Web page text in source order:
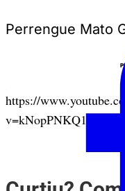
Perrengue Mato
https://